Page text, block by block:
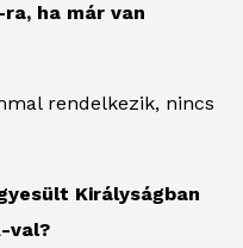
ha már van
rendelkezik, nincs
Királyságban
val?